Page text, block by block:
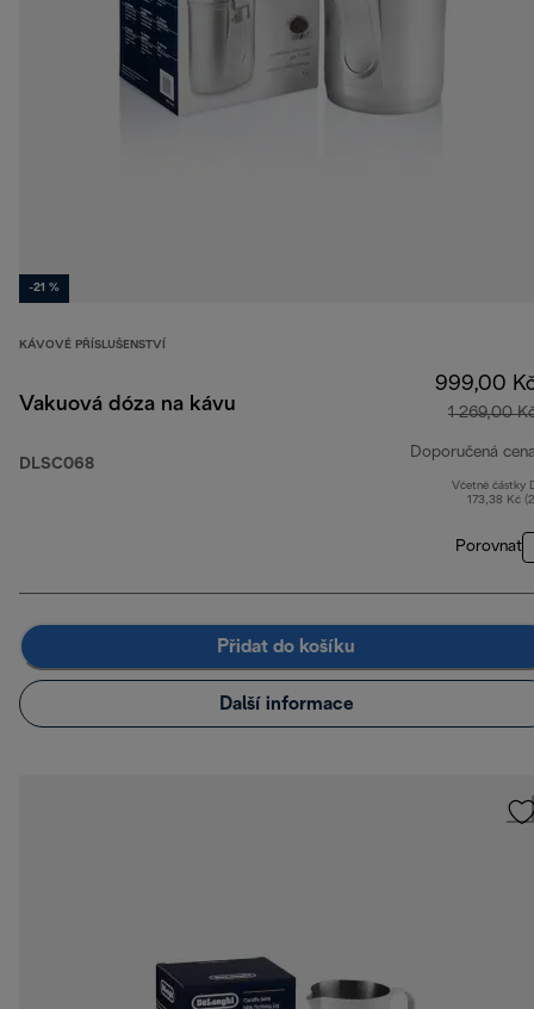
-21 %
KÁVOVÉ PŘÍSLUŠENSTVÍ
Vakuová dóza na kávu
DLSC068
999,00
1 269,00
Doporučená
Včetně částky
173,38 Kč
Porovnat
Přidat do košíku
Další informace